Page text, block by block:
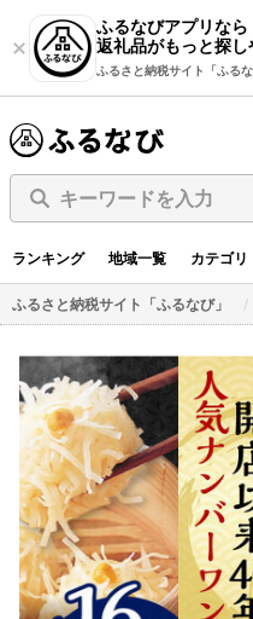
ふるなびアプリなら
返礼品がもっと探し
ふるさと納税サイト「ふるな
キーワードを入力
ランキング 地域一覧 カテゴリ
ふるさと納税サイト「ふるなび」